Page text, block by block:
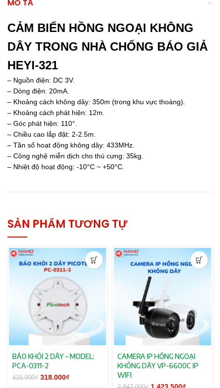
MÔ TẢ
CẢM BIẾN HỒNG NGOẠI KHÔNG
DÂY TRONG NHÀ CHỐNG BÁO GIẢ
HEYI-321
– Nguồn điện: DC 3V.
– Dòng điện: 20mA.
– Khoảng cách không dây: 350m (trong khu vực thoáng).
– Khoảng cách phát hiện: 12m.
– Góc phát hiện: 110°.
– Chiều cao lắp đặt: 2-2.5m.
– Tần số hoạt động không dây: 433MHz.
– Công nghệ miễn dịch cho thú cưng: 35kg.
– Nhiệt độ hoạt động: -10°C ~ +50°C.
SẢN PHẨM TƯƠNG TỰ
BÁO KHÓI 2 DÂY – MODEL:
PCA-0311-2
415.000₫ Giá gốc là: 415.000₫.
318.000₫
CAMERA IP HỒNG NGOẠI
KHÔNG DÂY VP-6600C IP
WIFI